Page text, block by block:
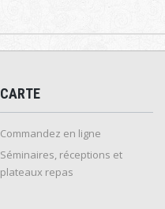
CARTE
Commandez en ligne
Séminaires, réceptions et
plateaux repas